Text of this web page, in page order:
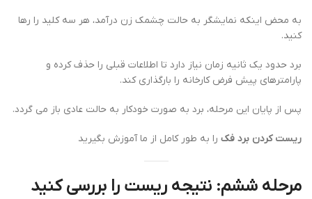
به محض اینکه نمایشگر به حالت چشمک زن درآمد، هر سه کلید را رها
کنید.
برد حدود یک ثانیه زمان نیاز دارد تا اطلاعات قبلی را حذف کرده و
پارامترهای پیش فرض کارخانه را بارگذاری کند.
پس از پایان این مرحله، برد به صورت خودکار به حالت عادی باز می گردد.
ریست کردن برد فک را به طور کامل از ما آموزش بگیرید
مرحله ششم: نتیجه ریست را بررسی کنید